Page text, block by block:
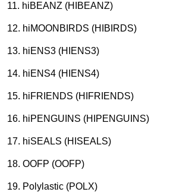
11. hiBEANZ (HIBEANZ)
12. hiMOONBIRDS (HIBIRDS)
13. hiENS3 (HIENS3)
14. hiENS4 (HIENS4)
15. hiFRIENDS (HIFRIENDS)
16. hiPENGUINS (HIPENGUINS)
17. hiSEALS (HISEALS)
18. OOFP (OOFP)
19. Polylastic (POLX)